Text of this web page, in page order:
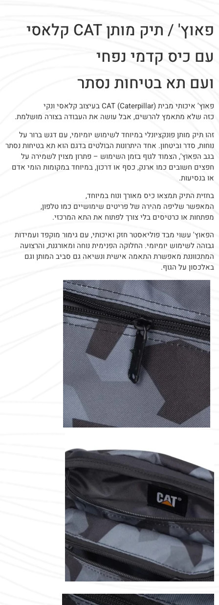
פאוץ' / תיק מותן CAT קלאסי
עם כיס קדמי נפחי
ועם תא בטיחות נסתר
פאוץ' איכותי מבית CAT (Caterpillar) בעיצוב קלאסי ונקי
כזה שלא מתאמץ להרשים, אבל עושה את העבודה בצורה מושלמת.
זהו תיק מותן פונקציונלי במיוחד לשימוש יומיומי, עם דגש ברור על
נוחות, סדר וביטחון. אחד היתרונות הבולטים בדגם הוא תא בטיחות נסתר
בגב הפאוץ', הצמוד לגוף בזמן השימוש – פתרון מצוין לשמירה על
חפצים חשובים כמו ארנק, כסף או דרכון, במיוחד במקומות הומי אדם
או בנסיעות.
בחזית התיק תמצאו כיס מאורך ונוח במיוחד,
המאפשר שליפה מהירה של פריטים שימושיים כמו טלפון,
מפתחות או כרטיסים בלי צורך לפתוח את התא המרכזי.
הפאוץ' עשוי מבד פוליאסטר חזק ואיכותי, עם גימור מוקפד ועמידות
גבוהה לשימוש יומיומי. החלוקה הפנימית נוחה ומאורגנת, והרצועה
המתכווננת מאפשרת התאמה אישית ונשיאה גם סביב המותן וגם
באלכסון על הגוף.